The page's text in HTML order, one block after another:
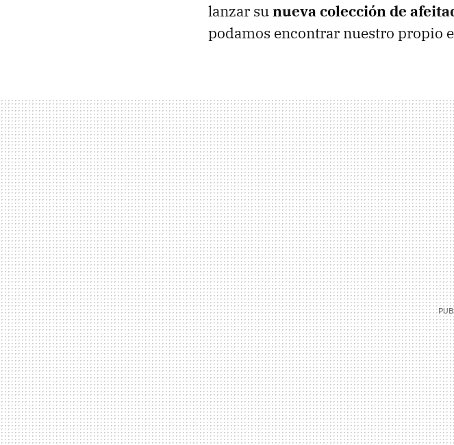
lanzar sunueva colección de
podamos encontrar nuestro propio